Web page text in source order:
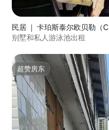
民居 ｜ 卡珀斯泰尔欧贝勒（
au）
别墅和私人游泳池出租
超赞房东
超赞房东